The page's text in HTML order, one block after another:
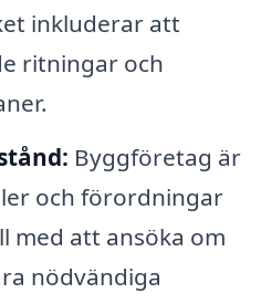
inkluderar att
ritningar och
Byggföretag är
och förordningar
med att ansöka om
nödvändiga